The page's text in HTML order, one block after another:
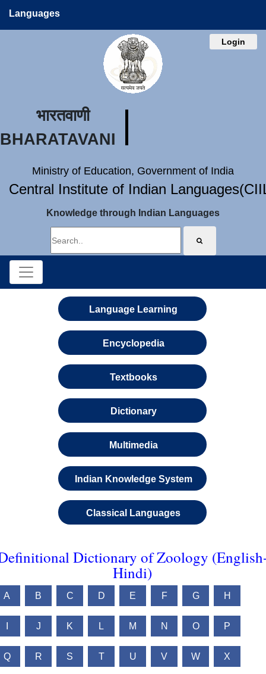
Languages
Login
भारतवाणी
BHARATAVANI
Ministry of Education, Government of India
Central Institute of Indian
Knowledge through Indian Languages
Language Learning
Encyclopedia
Textbooks
Dictionary
Multimedia
Indian Knowledge System
Classical Languages
Dictionary of Zoology
Hindi)
A B C D E F G H
J K L M N O P
Q R S T U V W X